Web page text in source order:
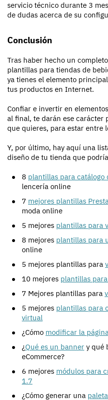
servicio técnico durante 3
de dudas acerca de su
Conclusión
Tras haber hecho un
plantillas para tiendas de
ya tienes el elemento
tus productos en Internet.
Confiar e invertir en
al final, te darán ese carácter
que quieres, para estar entre
Y, por último, hay aquí una
diseño de tu tienda que
8 plantillas para catálogo
lencería online
7 mejores plantillas
moda online
5 mejores plantillas para
8 mejores plantillas para
online
5 mejores plantillas para
10 mejores plantillas
7 Mejores plantillas para
5 mejores plantillas para
virtual
¿Cómo modificar la
¿Qué es un banner y qué
eCommerce?
6 mejores módulos para
1.7
¿Cómo generar una